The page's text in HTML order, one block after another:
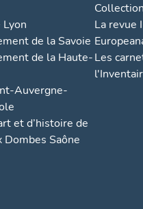
de la Savoie
de la Haute-
Auvergne-
et d’histoire de
Dombes Saône
La revue
Les